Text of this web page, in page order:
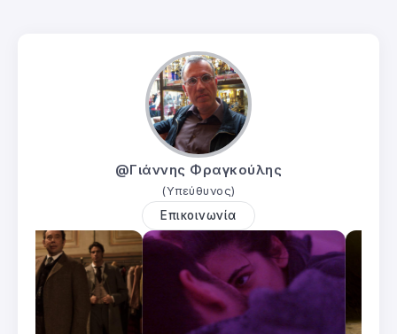
@Γιάννης Φραγκούλης
(Υπεύθυνος)
Επικοινωνία